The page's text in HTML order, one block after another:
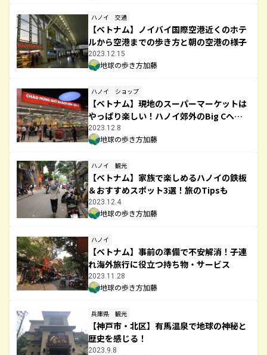
ハノイ 交通
【ベトナム】ノイバイ国際空港近くのホテ
ルから空港までの歩き方と朝の空港の様子
2023.12.15
地球の歩き方加藤
ハノイ ショップ
【ベトナム】現地のスーパーマーケットは
やっぱり楽しい！ハノイ郊外のBig Cへ行
ってみた
2023.12.8
地球の歩き方加藤
ハノイ 観光
【ベトナム】家族で楽しめるハノイの鉄板
＆おすすめスポット3選！旅のTipsも
2023.12.4
地球の歩き方加藤
ハノイ
【ベトナム】事前の準備で不安解消！子連
れ海外旅行に役立つ持ち物・サービス
2023.11.28
地球の歩き方加藤
兵庫県 観光
【神戸市・北区】有馬温泉で地球の神秘と
歴史を感じる！
2023.9.8